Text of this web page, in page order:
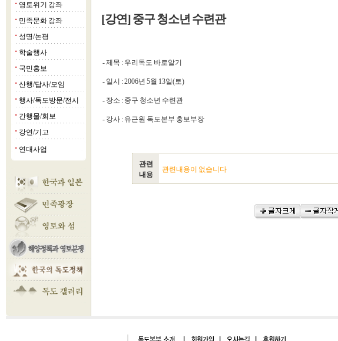
■ 영토위기 강좌
■ 민족문화 강좌
■ 성명/논평
■ 학술행사
■ 국민홍보
■ 산행/답사/모임
■ 행사/독도방문/전시
■ 간행물/회보
■ 강연/기고
■ 연대사업
[강연] 중구 청소년 수련관
- 제목 : 우리독도 바로알기
- 일시 : 2006년 5월 13일(토)
- 장소 : 중구 청소년 수련관
- 강사 : 유근원 독도본부 홍보부장
관련
내용
관련내용이 없습니다